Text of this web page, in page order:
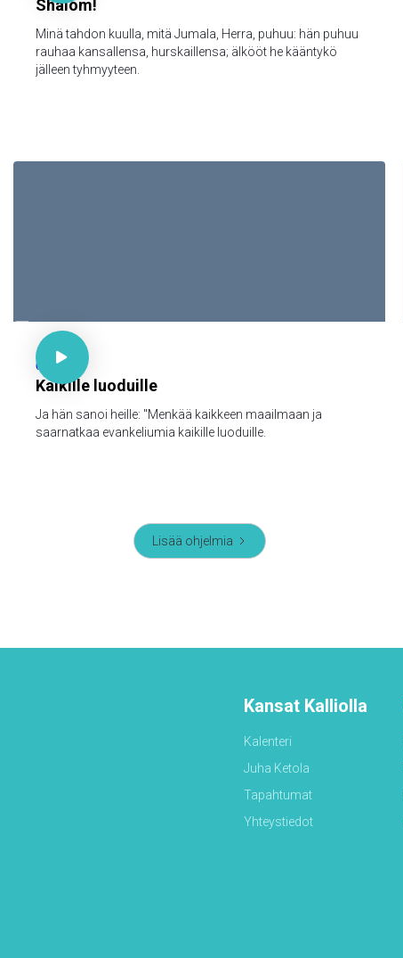
Shalom!
Minä tahdon kuulla, mitä Jumala, Herra, puhuu: hän puhuu
rauhaa kansallensa, hurskaillensa; älkööt he kääntykö
jälleen tyhmyyteen.
Mark 16:15

62
Kaikille luoduille
Ja hän sanoi heille: "Menkää kaikkeen maailmaan ja
saarnatkaa evankeliumia kaikille luoduille.
Lisää ohjelmia
Kansat Kalliolla
Kalenteri
Juha Ketola
Tapahtumat
Yhteystiedot